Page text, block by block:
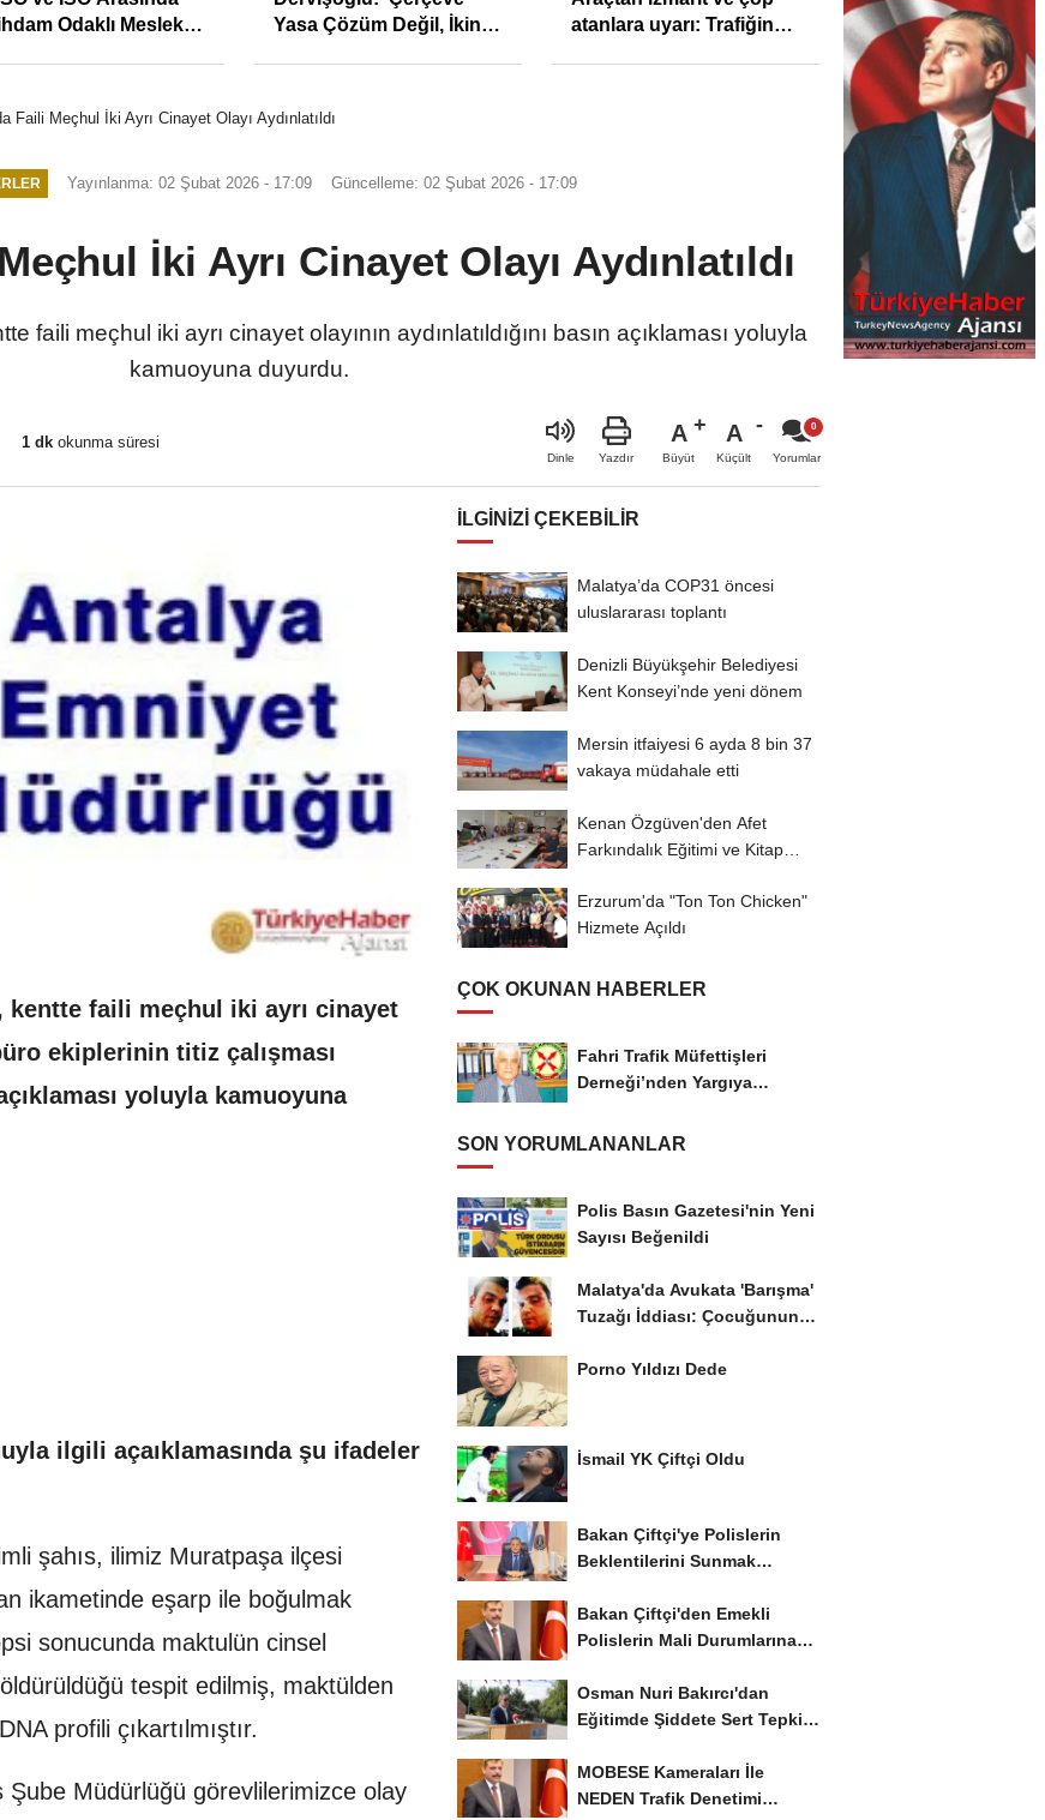
Kısacında:
ilk yarıda 64,4 milyar
soruşturmasında 4
Faili Meçhul İki Ayrı Cinayet Olayı Aydınlatıldı
Yayınlanma: 02 Şubat 2026 - 17:09 Güncelleme: 02 Şubat 2026 - 17:09
İki Ayrı Cinayet Olayı Aydınlatıldı
faili meçhul iki ayrı cinayet olayının aydınlatıldığını basın açıklaması yoluyla
kamuoyuna duyurdu.
1 dk okunma süresi
Dinle Yazdır
A
Büyüt
A
Küçült Yorumlar
faili meçhul iki ayrı cinayet
ekiplerinin titiz çalışması
yoluyla kamuoyuna
ilgili açaıklamasında şu ifadeler
şahıs, ilimiz Muratpaşa ilçesi
ikametinde eşarp ile boğulmak
sonucunda maktulün cinsel
tespit edilmiş, maktülden
profili çıkartılmıştır.
Müdürlüğü görevlilerimizce olay
İLGINIZI ÇEKEBILIR
Malatya’da COP31 öncesi
uluslararası toplantı
Denizli Büyükşehir Belediyesi
Kent Konseyi’nde yeni dönem
Mersin itfaiyesi 6 ayda 8 bin 37
vakaya müdahale etti
Kenan Özgüven'den Afet
Farkındalık Eğitimi ve Kitap
Erzurum'da "Ton Ton Chicken"
Hizmete Açıldı
ÇOK OKUNAN HABERLER
Fahri Trafik Müfettişleri
Derneği’nden Yargıya
SON YORUMLANANLAR
Polis Basın Gazetesi'nin Yeni
Sayısı Beğenildi
Malatya'da Avukata 'Barışma'
Tuzağı İddiası: Çocuğunun
Porno Yıldızı Dede
İsmail YK Çiftçi Oldu
Bakan Çiftçi'ye Polislerin
Beklentilerini Sunmak
Bakan Çiftçi'den Emekli
Polislerin Mali Durumlarına
Osman Nuri Bakırcı'dan
Eğitimde Şiddete Sert Tepki:
MOBESE Kameraları İle
NEDEN Trafik Denetimi